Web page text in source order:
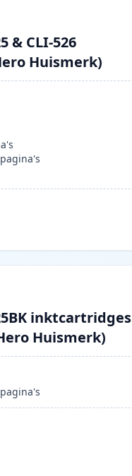
& CLI-526
Huismerk)
pagina's
inktcartridges
Huismerk)
pagina's